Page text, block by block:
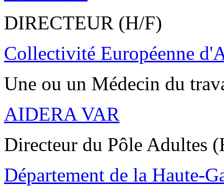
DIRECTEUR (H/F)
Collectivité Européenne
Une ou un Médecin du
AIDERA VAR
Directeur du Pôle Adultes
Département de la Haute-